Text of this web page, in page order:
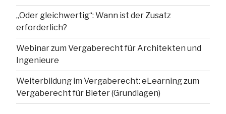
„Oder gleichwertig“: Wann ist der Zusatz
erforderlich?
Webinar zum Vergaberecht für Architekten und
Ingenieure
Weiterbildung im Vergaberecht: eLearning zum
Vergaberecht für Bieter (Grundlagen)